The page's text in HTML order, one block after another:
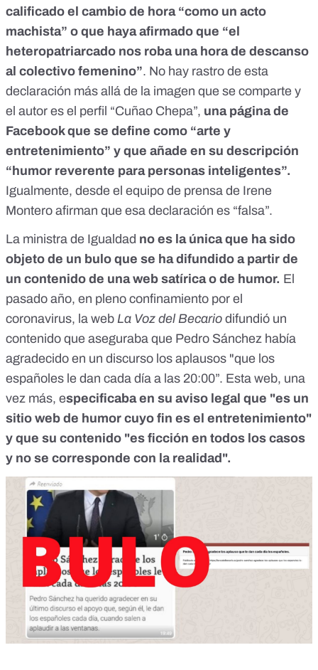
calificado el cambio de hora “como un acto
machista” o que haya afirmado que “el
heteropatriarcado nos roba una hora de descanso
al colectivo femenino”. No hay rastro de esta
declaración más allá de la imagen que se comparte y
el autor es el perfil “Cuñao Chepa”, una página de
Facebook que se define como “arte y
entretenimiento” y que añade en su descripción
“humor reverente para personas inteligentes”.
Igualmente, desde el equipo de prensa de Irene
Montero afirman que esa declaración es “falsa”.
La ministra de Igualdad no es la única que ha sido
objeto de un bulo que se ha difundido a partir de
un contenido de una web satírica o de humor. El
pasado año, en pleno confinamiento por el
coronavirus, la web La Voz del Becario difundió un
contenido que aseguraba que Pedro Sánchez había
agradecido en un discurso los aplausos "que los
españoles le dan cada día a las 20:00”. Esta web, una
vez más, especificaba en su aviso legal que "es un
sitio web de humor cuyo fin es el entretenimiento"
y que su contenido "es ficción en todos los casos
y no se corresponde con la realidad".